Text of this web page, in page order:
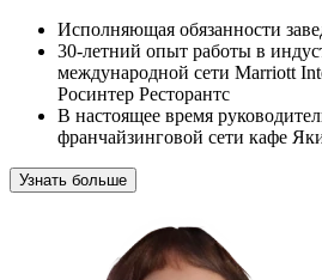
Исполняющая обязанности
30-летний опыт работы в
международной сети Marriott
Росинтер Ресторантс
В настоящее время
франчайзинговой сети кафе
Узнать больше